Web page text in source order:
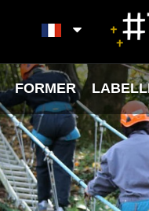
FORMER